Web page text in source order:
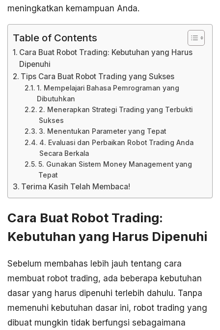
meningkatkan kemampuan Anda.
Table of Contents
Cara Buat Robot Trading: Kebutuhan yang Harus
Dipenuhi
Tips Cara Buat Robot Trading yang Sukses
1. Mempelajari Bahasa Pemrograman yang
Dibutuhkan
2. Menerapkan Strategi Trading yang Terbukti
Sukses
3. Menentukan Parameter yang Tepat
4. Evaluasi dan Perbaikan Robot Trading Anda
Secara Berkala
5. Gunakan Sistem Money Management yang
Tepat
Terima Kasih Telah Membaca!
Cara Buat Robot Trading:
Kebutuhan yang Harus Dipenuhi
Sebelum membahas lebih jauh tentang cara
membuat robot trading, ada beberapa kebutuhan
dasar yang harus dipenuhi terlebih dahulu. Tanpa
memenuhi kebutuhan dasar ini, robot trading yang
dibuat mungkin tidak berfungsi sebagaimana